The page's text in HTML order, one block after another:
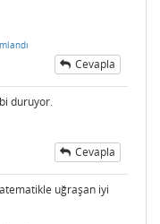
Cevapla
duruyor.
Cevapla
uğraşan iyi